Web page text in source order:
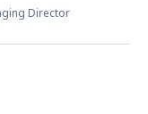
Director